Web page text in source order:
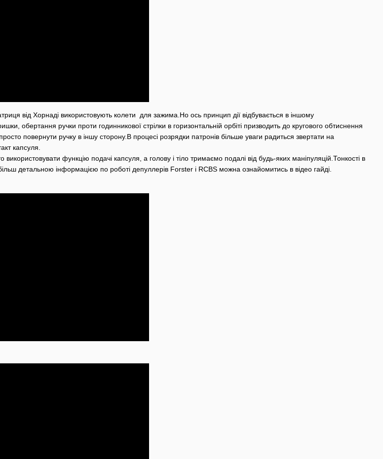
від Хорнаді використовують колети для зажима.Но ось принцип дії відбувається в іншому
обертання ручки проти годинникової стрілки в горизонтальній орбіті призводить до кругового обтиснення
повернути ручку в іншу сторону.В процесі розрядки патронів більше уваги радиться звертати на
капсуля.
функцію подачі капсуля, а голову і тіло тримаємо подалі від будь-яких маніпуляцій.Тонкості в
детальною інформацією по роботі депуллерів Forster і RCBS можна ознайомитись в відео гайді.